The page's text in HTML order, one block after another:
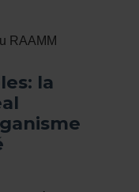
RAAMM
la